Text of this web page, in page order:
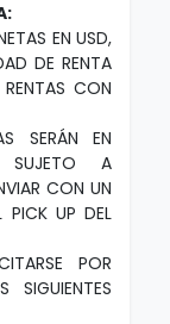
EN USD,
DE RENTA
CON
SERÁN EN
SUJETO A
CON UN
PICK UP DEL
POR